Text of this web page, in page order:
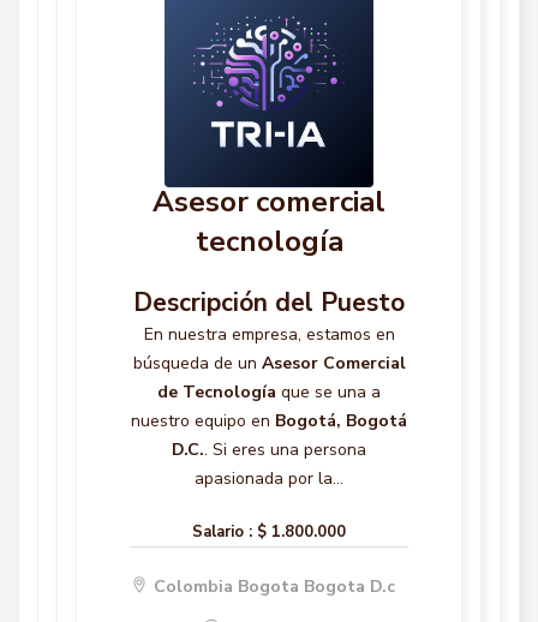
Asesor comercial
tecnología
Descripción del Puesto
En nuestra empresa, estamos en
búsqueda de un Asesor Comercial
de Tecnología que se una a
nuestro equipo en Bogotá, Bogotá
D.C.. Si eres una persona
apasionada por la...
Salario : $ 1.800.000
Colombia Bogota Bogota D.c